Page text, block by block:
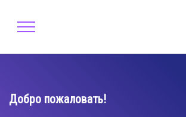
Добро пожаловать!